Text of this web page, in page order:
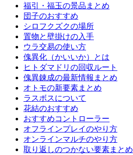
福引・福玉の景品まとめ
団子のおすすめ
シロフクズクの場所
置物と壁掛けの入手
ウラ交易の使い方
傀異化（かいいか）とは
ヒトダマドリの回収ルート
傀異錬成の最新情報まとめ
オトモの新要素まとめ
ラスボスについて
花結のおすすめ
おすすめコントローラー
オフラインプレイのやり方
オンラインマルチのやり方
取り返しのつかない要素まとめ